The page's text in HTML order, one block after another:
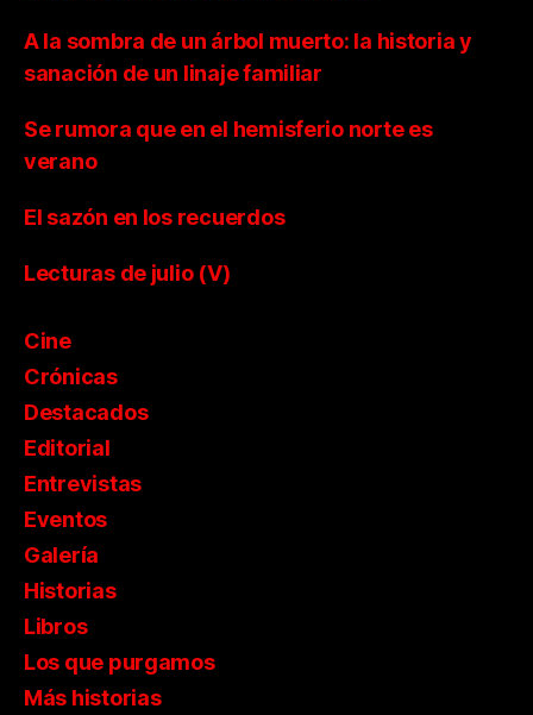
A la sombra de un árbol muerto: la historia y
sanación de un linaje familiar
Se rumora que en el hemisferio norte es
verano
El sazón en los recuerdos
Lecturas de julio (V)
Cine
Crónicas
Destacados
Editorial
Entrevistas
Eventos
Galería
Historias
Libros
Los que purgamos
Más historias